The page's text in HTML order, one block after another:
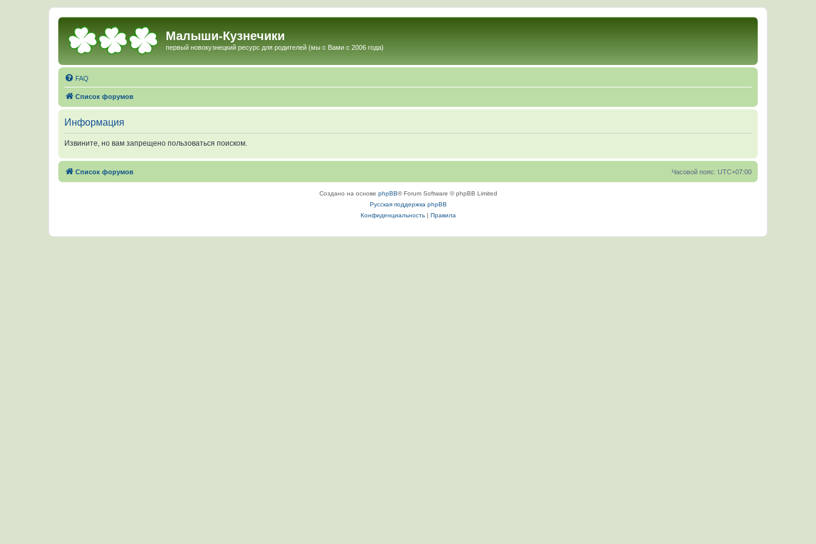
Малыши-Кузнечики
первый новокузнецкий ресурс для родителей (мы с Вами с 2006 года)
FAQ
Список форумов
Информация
Извините, но вам запрещено пользоваться поиском.
Список форумов Часовой пояс: UTC+07:00
Создано на основе phpBB® Forum Software © phpBB Limited
Русская поддержка phpBB
Конфиденциальность| Правила